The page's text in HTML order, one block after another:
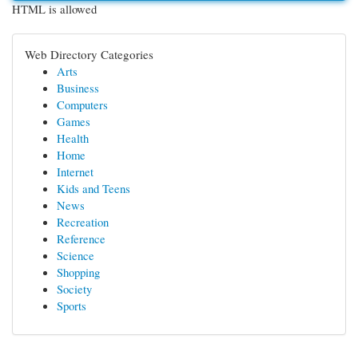
HTML is allowed
Web Directory Categories
Arts
Business
Computers
Games
Health
Home
Internet
Kids and Teens
News
Recreation
Reference
Science
Shopping
Society
Sports